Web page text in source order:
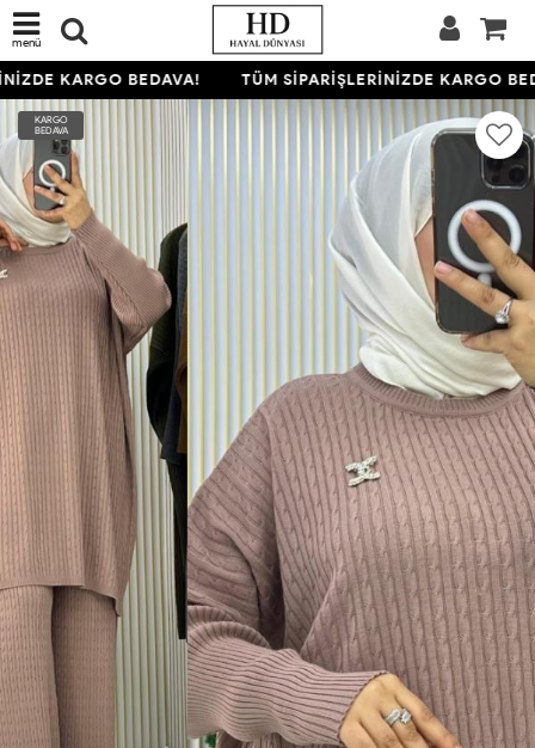
menü
KARGO BEDAVA! TÜM SİPARİŞLERİNİZDE KARGO
KARGO
BEDAVA